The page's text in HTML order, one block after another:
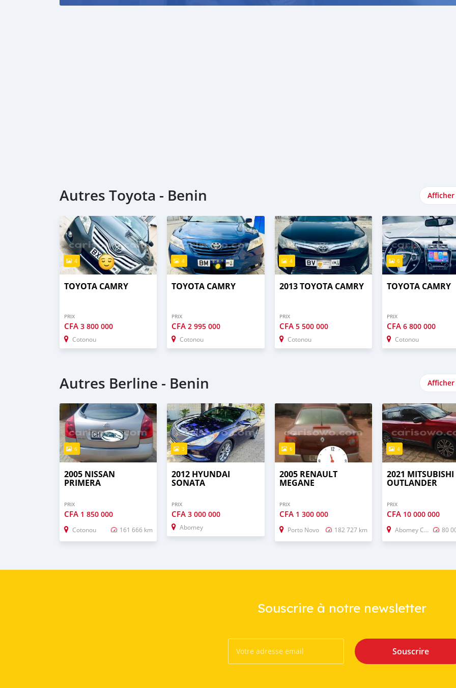
Autres Toyota - Benin
4
TOYOTA CAMRY
PRIX
CFA 3 800 000
Cotonou
4
TOYOTA CAMRY
PRIX
CFA2 995 000
Cotonou
4
2013 TOYOTA CAMRY
PRIX
CFA 5 500 000
Cotonou
6
TOYOTA CAMRY
PRIX
CFA 6 800 000
Cotonou
Autres Berline - Benin
6
2005 NISSAN
PRIMERA
PRIX
CFA 1 850 000
Cotonou 161 666 km
3
2012 HYUNDAI
SONATA
PRIX
CFA3 000 000
Abomey
6
2005 RENAULT
MEGANE
PRIX
CFA 1 300 000
Porto Novo 182 727 km
4
2021 MITSUBISHI
OUTLANDER
PRIX
CFA 10 000 000
Abomey Calavi 80
Souscrire à notre newsletter
Souscrire